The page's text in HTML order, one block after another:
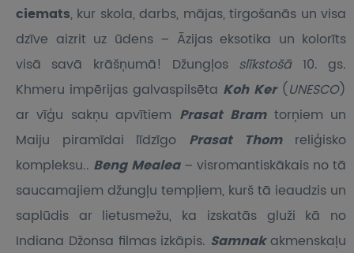
ciemats, kur skola, darbs, mājas, tirgošanās un visa
dzīve aizrit uz ūdens – Āzijas eksotika un kolorīts
visā savā krāšņumā! Džungļos slīkstošā10. gs.
Khmeru impērijas galvaspilsēta Koh Ker(UNESCO)
ar vīģu sakņu apvītiem Prasat Bramtorņiem un
Maiju piramīdai līdzīgo Prasat Thomreliģisko
kompleksu.. Beng Mealea– visromantiskākais no tā
saucamajiem džungļu tempļiem, kurš tā ieaudzis un
saplūdis ar lietusmežu, ka izskatās gluži kā no
Indiana Džonsa filmas izkāpis. Samnakakmenskaļu